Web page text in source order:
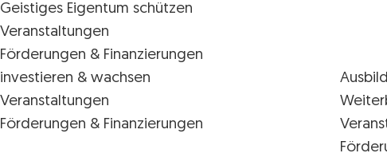
Geistiges Eigentum schützen
Veranstaltungen
Förderungen & Finanzierungen
investieren & wachsen
Veranstaltungen
Förderungen & Finanzierungen